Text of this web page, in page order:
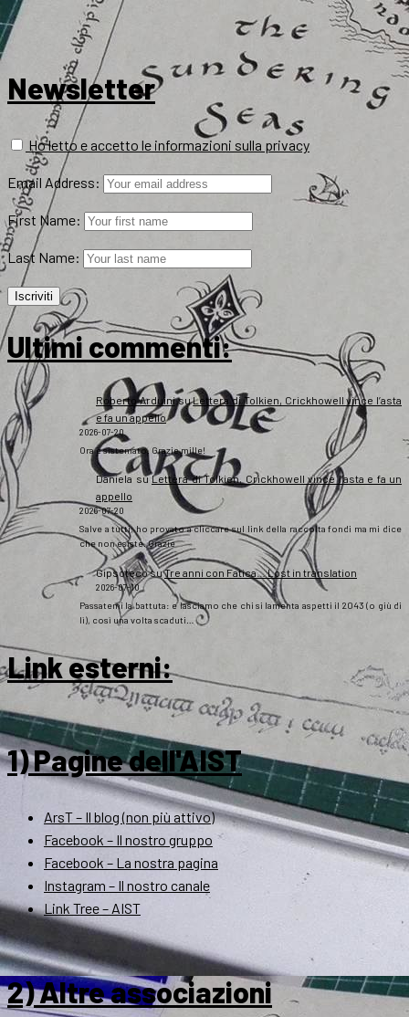
Newsletter
Ho letto e accetto le informazioni sulla privacy
Email Address:
First Name:
Last Name:
Ultimi commenti:
Roberto ArduinisuLettera di Tolkien, Crickhowell vince l’asta
e fa un appello
2026-07-20
Ora è sistemato. Grazie mille!
Daniela suLettera di Tolkien, Crickhowell vince l’asta e fa un
appello
2026-07-20
Salve a tutti, ho provato a cliccare sul link della raccolta fondi ma mi dice
che non esiste. Grazie
GipsotecosuTre anni con Fatica… Lost in translation
2026-07-10
Passatemi la battuta: e lasciamo che chi si lamenta aspetti il 2043 (o giù di
lì), così una volta scaduti…
Link esterni:
1) Pagine dell'AIST
ArsT – Il blog (non più attivo)
Facebook – Il nostro gruppo
Facebook – La nostra pagina
Instagram – Il nostro canale
Link Tree – AIST
2) Altre associazioni